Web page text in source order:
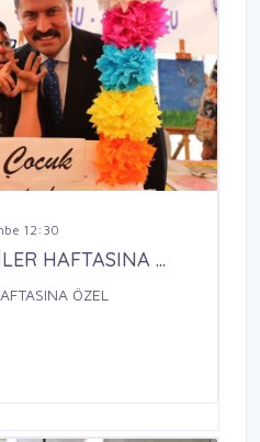
12:30
HAFTASINA ...
ÖZEL